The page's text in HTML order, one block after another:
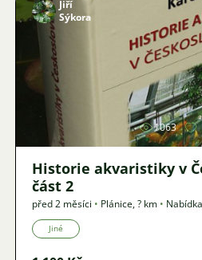
Jiří
Sýkora
1063
Historie akvaristiky v
část 2
před 2 měsíci • Plánice,? km • Nabídka
Jiné